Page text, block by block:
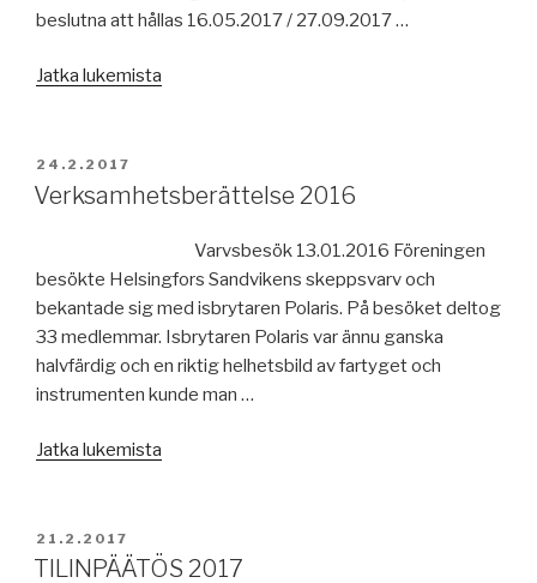
beslutna att hållas 16.05.2017 / 27.09.2017 …
Jatka lukemista
JULKAISTU
24.2.2017
Verksamhetsberättelse 2016
Varvsbesök 13.01.2016 Föreningen
besökte Helsingfors Sandvikens skeppsvarv och
bekantade sig med isbrytaren Polaris. På besöket deltog
33 medlemmar. Isbrytaren Polaris var ännu ganska
halvfärdig och en riktig helhetsbild av fartyget och
instrumenten kunde man …
Jatka lukemista
JULKAISTU
21.2.2017
TILINPÄÄTÖS 2017